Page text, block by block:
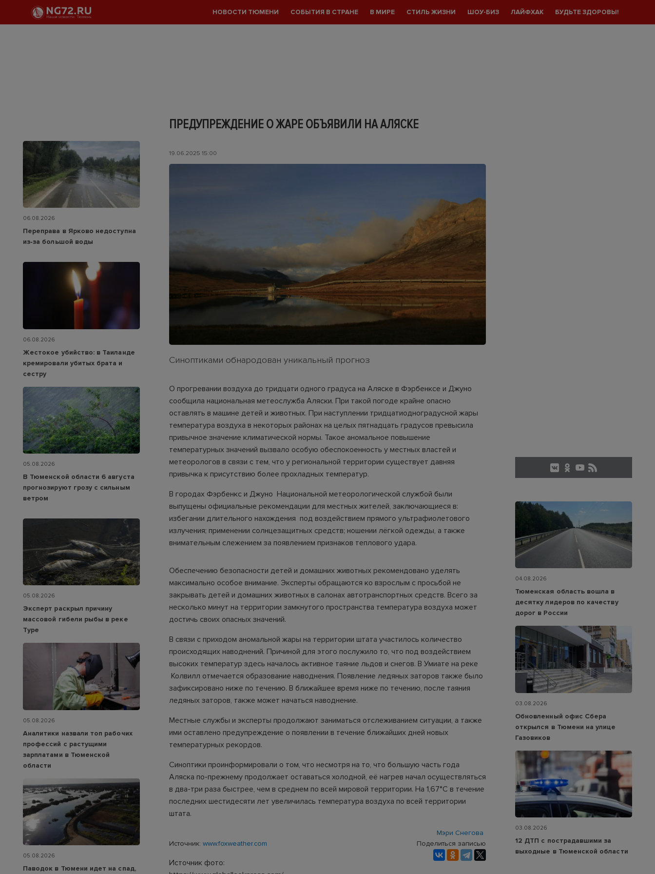
НОВОСТИ ТЮМЕНИ СОБЫТИЯ В СТРАНЕ В МИРЕ СТИЛЬ ЖИЗНИ ШОУ-БИЗ ЛАЙФХАК БУДЬТЕ ЗДОРОВЫ!
ПРЕДУПРЕЖДЕНИЕ О ЖАРЕ ОБЪЯВИЛИ НА АЛЯСКЕ
19.06.2025 15:00
Синоптиками обнародован уникальный прогноз
О прогревании воздуха до тридцати одного градуса на Аляске в Фэрбенксе и Джуно
сообщила национальная метеослужба Аляски. При такой погоде крайне опасно
оставлять в машине детей и животных. При наступлении тридцатиодноградусной жары
температура воздуха в некоторых районах на целых пятнадцать градусов превысила
привычное значение климатической нормы. Такое аномальное повышение
температурных значений вызвало особую обеспокоенность у местных властей и
метеорологов в связи с тем, что у региональной территории существует давняя
привычка к присутствию более прохладных температур.
В городах Фэрбенкс и Джуно Национальной метеорологической службой были
выпущены официальные рекомендации для местных жителей, заключающиеся в:
избегании длительного нахождения под воздействием прямого ультрафиолетового
излучения; применении солнцезащитных средств; ношении лёгкой одежды, а также
внимательным слежением за появлением признаков теплового удара.
Обеспечению безопасности детей и домашних животных рекомендовано уделять
максимально особое внимание. Эксперты обращаются ко взрослым с просьбой не
закрывать детей и домашних животных в салонах автотранспортных средств. Всего за
несколько минут на территории замкнутого пространства температура воздуха может
достичь своих опасных значений.
В связи с приходом аномальной жары на территории штата участилось количество
происходящих наводнений. Причиной для этого послужило то, что под воздействием
высоких температур здесь началось активное таяние льдов и снегов. В Умиате на реке
Колвилл отмечается образование наводнения. Появление ледяных заторов также было
зафиксировано ниже по течению. В ближайшее время ниже по течению, после таяния
ледяных заторов, также может начаться наводнение.
Местные службы и эксперты продолжают заниматься отслеживанием ситуации, а также
ими оставлено предупреждение о появлении в течение ближайших дней новых
температурных рекордов.
Синоптики проинформировали о том, что несмотря на то, что большую часть года
Аляска по-прежнему продолжает оставаться холодной, её нагрев начал осуществляться
в два-три раза быстрее, чем в среднем по всей мировой территории. На 1,67°С в течение
последних шестидесяти лет увеличилась температура воздуха по всей территории
штата.
Мэри Снегова
Источник: www.foxweather.com
Источник фото:
Поделиться записью
06.08.2026
Переправа в Ярково недоступна
из‑за большой воды
06.08.2026
Жестокое убийство: в Таиланде
кремировали убитых брата и
сестру
05.08.2026
В Тюменской области 6 августа
прогнозируют грозу с сильным
ветром
05.08.2026
Эксперт раскрыл причину
массовой гибели рыбы в реке
Туре
05.08.2026
Аналитики назвали топ рабочих
профессий с растущими
зарплатами в Тюменской
области
05.08.2026
Паводок в Тюмени идет на спад,
04.08.2026
Тюменская область вошла в
десятку лидеров по качеству
дорог в России
03.08.2026
Обновленный офис Сбера
открылся в Тюмени на улице
Газовиков
03.08.2026
12 ДТП с пострадавшими за
выходные в Тюменской области